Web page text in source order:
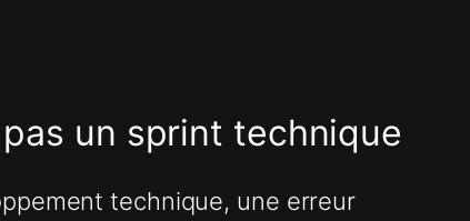
un sprint technique
technique, une erreur